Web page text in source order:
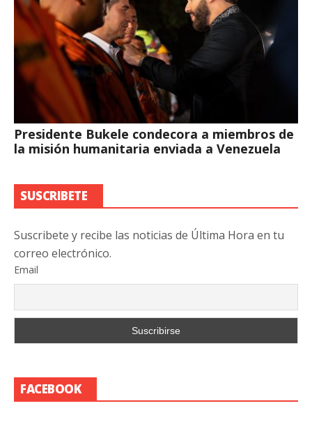
Presidente Bukele condecora a miembros de
la misión humanitaria enviada a Venezuela
SUSCRIBETE
Suscribete y recibe las noticias de Última Hora en tu
correo electrónico.
Email
FACEBOOK